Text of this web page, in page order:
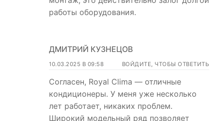
работы оборудования.
ДМИТРИЙ КУЗНЕЦОВ
10.03.2025 В 09:58 ВОЙДИТЕ, ЧТОБЫ ОТВЕТИТЬ
Согласен, Royal Clima — отличные
кондиционеры. У меня уже несколько
лет работает, никаких проблем.
Широкий модельный ряд позволяет